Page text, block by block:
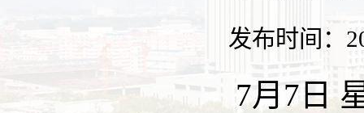
发布时间：
7月7日